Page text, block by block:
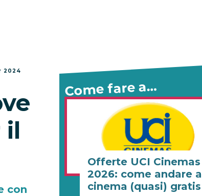
2024
il
con
Come fare a…
Offerte UCI Cinemas
2026: come andare al
cinema (quasi) gratis